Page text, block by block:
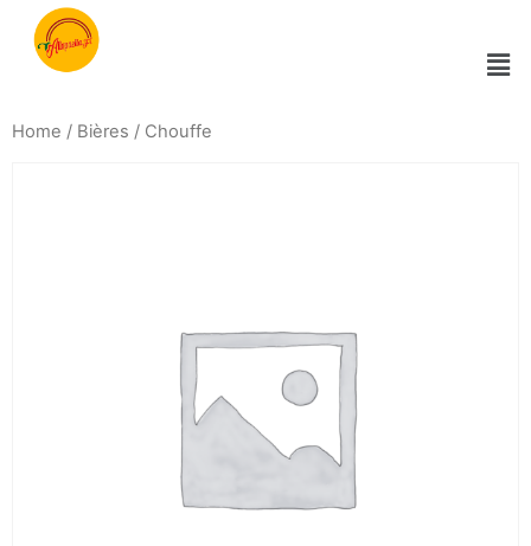
Home / Bières / Chouffe